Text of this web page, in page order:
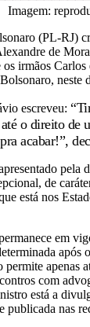
Imagem:
(PL-RJ)
de
os irmãos
neste
escreveu:
o direito de
acabar!”,
pela
de
está nos
em
após
permite apenas
com
está a
publicada nas